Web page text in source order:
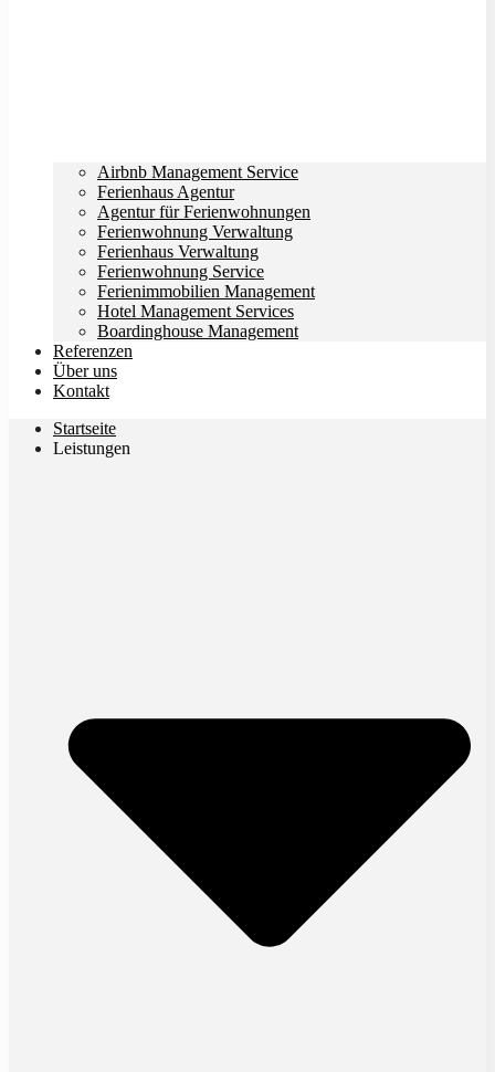
Airbnb Management Service
Ferienhaus Agentur
Agentur für Ferienwohnungen
Ferienwohnung Verwaltung
Ferienhaus Verwaltung
Ferienwohnung Service
Ferienimmobilien Management
Hotel Management Services
Boardinghouse Management
Referenzen
Über uns
Kontakt
Startseite
Leistungen